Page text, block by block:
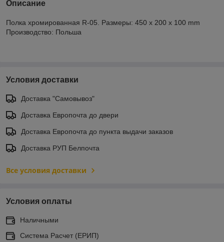
Описание
Полка хромированная R-05. Размеры: 450 x 200 x 100 mm
Производство: Польша
Условия доставки
Доставка "Самовывоз"
Доставка Европочта до двери
Доставка Европочта до пункта выдачи заказов
Доставка РУП Белпочта
Все условия доставки
Условия оплаты
Наличными
Система Расчет (ЕРИП)